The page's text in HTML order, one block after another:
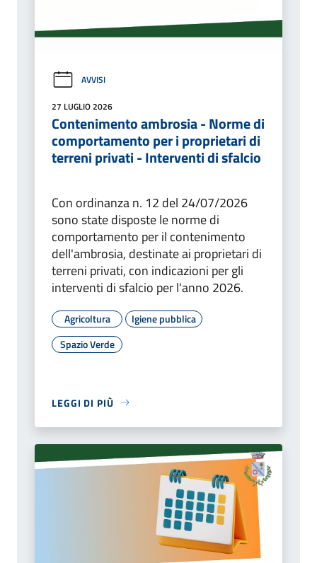
AVVISI
27 LUGLIO 2026
Contenimento ambrosia - Norme di
comportamento per i proprietari di
terreni privati - Interventi di sfalcio
Con ordinanza n. 12 del 24/07/2026
sono state disposte le norme di
comportamento per il contenimento
dell'ambrosia, destinate ai proprietari di
terreni privati, con indicazioni per gli
interventi di sfalcio per l'anno 2026.
Agricoltura
Igiene pubblica
Spazio Verde
LEGGI DI PIÙ